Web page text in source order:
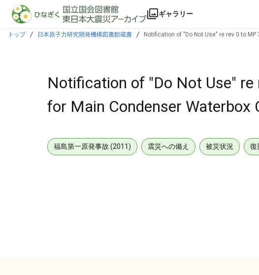
本文に飛ぶ
ギャラリー
トップ 日本原子力研究開発機構図書館蔵書 Notification of "Do Not Use" re rev 0 to
Notification of "Do Not Use"
for Main Condenser Waterbox
福島第一原発事故 (2011) 震災への備え 被災状況 復